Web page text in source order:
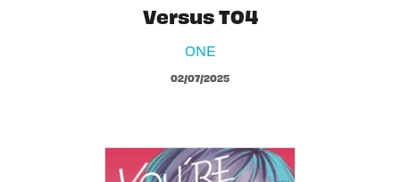
Versus T04
ONE
02/07/2025